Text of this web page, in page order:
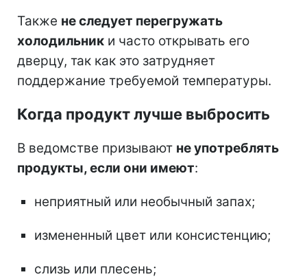
Также не следует перегружать
холодильник и часто открывать его
дверцу, так как это затрудняет
поддержание требуемой температуры.
Когда продукт лучше выбросить
В ведомстве призывают не употреблять
продукты, если они имеют:
неприятный или необычный запах;
измененный цвет или консистенцию;
слизь или плесень;